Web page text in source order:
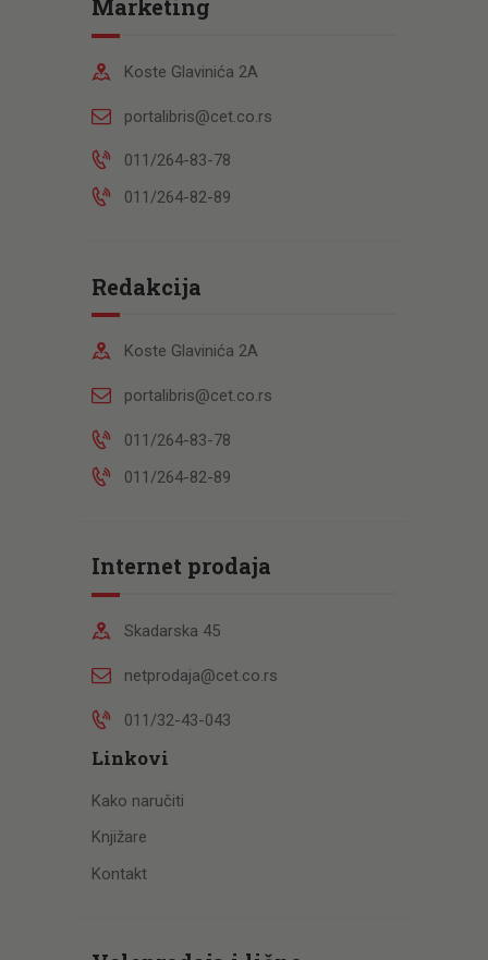
Marketing
Koste Glavinića 2A
portalibris@cet.co.rs
011/264-83-78
011/264-82-89
Redakcija
Koste Glavinića 2A
portalibris@cet.co.rs
011/264-83-78
011/264-82-89
Internet prodaja
Skadarska 45
netprodaja@cet.co.rs
011/32-43-043
Linkovi
Kako naručiti
Knjižare
Kontakt